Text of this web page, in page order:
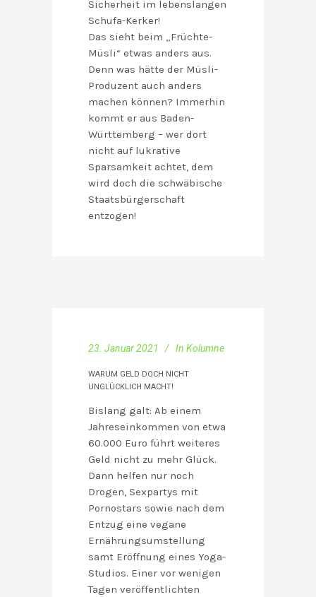
Sicherheit im lebenslangen
Schufa-Kerker!
Das sieht beim „Früchte-
Müsli“ etwas anders aus.
Denn was hätte der Müsli-
Produzent auch anders
machen können? Immerhin
kommt er aus Baden-
Württemberg – wer dort
nicht auf lukrative
Sparsamkeit achtet, dem
wird doch die schwäbische
Staatsbürgerschaft
entzogen!
23. Januar 2021 In Kolumne
WARUM GELD DOCH NICHT
UNGLÜCKLICH MACHT!
Bislang galt: Ab einem
Jahreseinkommen von etwa
60.000 Euro führt weiteres
Geld nicht zu mehr Glück.
Dann helfen nur noch
Drogen, Sexpartys mit
Pornostars sowie nach dem
Entzug eine vegane
Ernährungsumstellung
samt Eröffnung eines Yoga-
Studios. Einer vor wenigen
Tagen veröffentlichten